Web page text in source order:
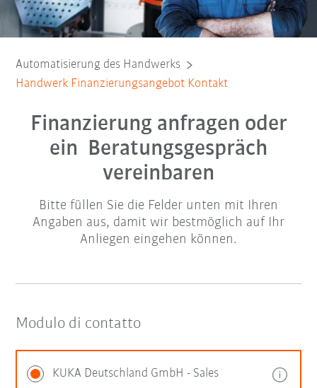
Automatisierung des Handwerks
Handwerk Finanzierungsangebot Kontakt
Finanzierung anfragen oder
ein Beratungsgespräch
vereinbaren
Bitte füllen Sie die Felder unten mit Ihren
Angaben aus, damit wir bestmöglich auf Ihr
Anliegen eingehen können.
Modulo di contatto
KUKA Deutschland GmbH - Sales